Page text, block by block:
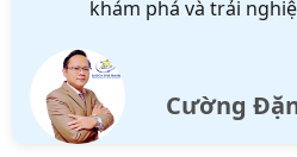
khám phá và trải
Cường